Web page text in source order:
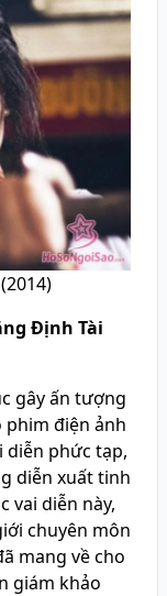
Định Tài
gây ấn tượng
phim điện ảnh
diễn phức tạp,
diễn xuất tinh
vai diễn này,
chuyên môn
mang về cho
giám khảo